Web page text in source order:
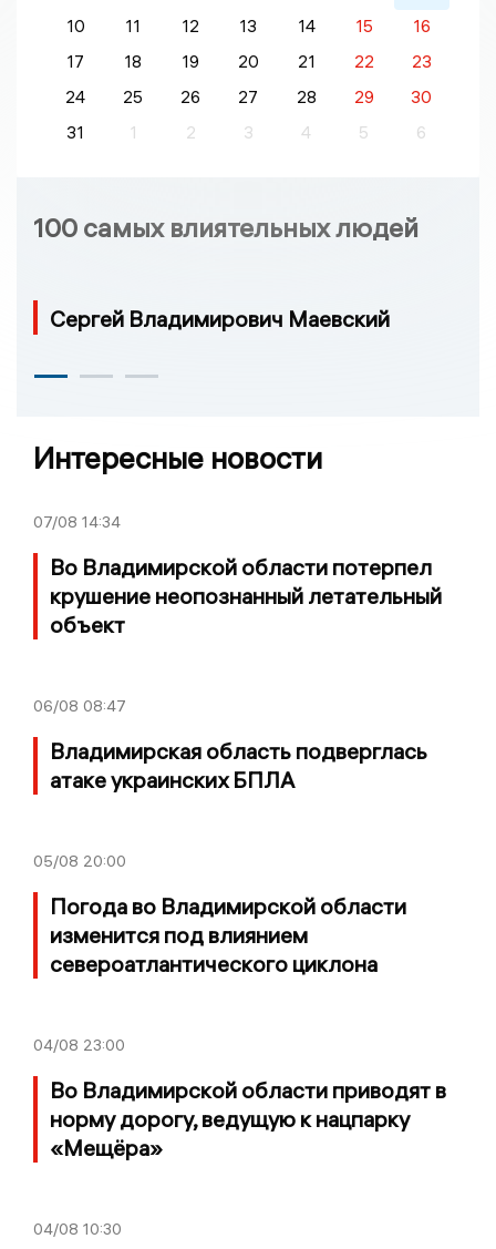
10
11 12 13 14 15
16
17
18 19 20 21 22
23
24
25 26 27 28 29
30
31
1 2 3 4 5 6
100 самых влиятельных людей
Сергей Владимирович Маевский
Интересные новости
07/08 14:34
Во Владимирской области потерпел
крушение неопознанный летательный
объект
06/08 08:47
Владимирская область подверглась
атаке украинских БПЛА
05/08 20:00
Погода во Владимирской области
изменится под влиянием
североатлантического циклона
04/08 23:00
Во Владимирской области приводят в
норму дорогу, ведущую к нацпарку
«Мещёра»
04/08 10:30